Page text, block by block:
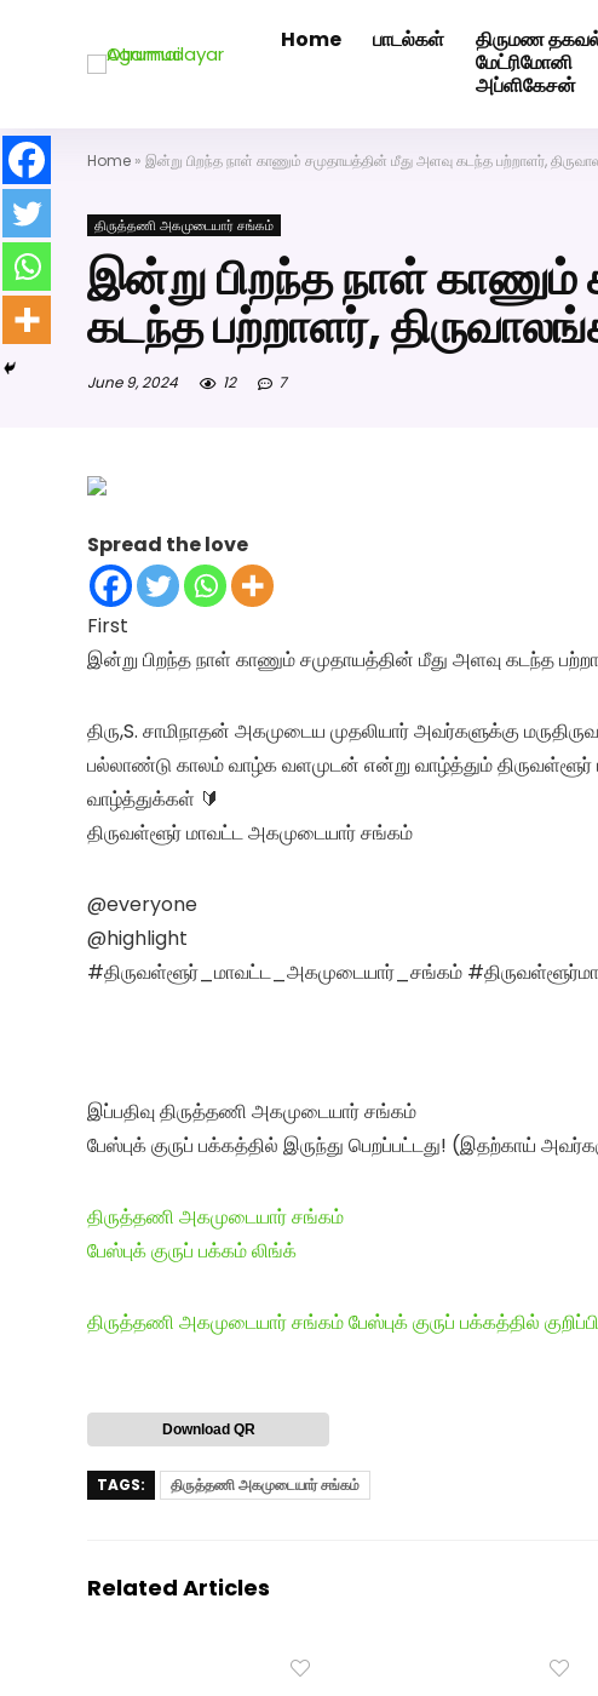
Home பாடல்கள்
திருமண
மேட்ரிமோனி
அப்ளிகேசன்
Home » இன்று பிறந்த நாள் காணும் சமுதாயத்தின் மீது அளவு கடந்த பற்றாளர்,
திருத்தணி அகமுடையார் சங்கம்
இன்று பிறந்த நாள் காணும்
கடந்த பற்றாளர்,
June 9, 2024 12 7
Spread the love
First
இன்று பிறந்த நாள் காணும் சமுதாயத்தின் மீது அளவு கடந்த
திரு,S. சாமிநாதன் அகமுடைய முதலியார் அவர்களுக்கு
பல்லாண்டு காலம் வாழ்க வளமுடன் என்று வாழ்த்தும்
வாழ்த்துக்கள் 🔰
திருவள்ளூர் மாவட்ட அகமுடையார் சங்கம்
@everyone
@highlight
#திருவள்ளூர்_மாவட்ட_அகமுடையார்_சங்கம்
இப்பதிவு திருத்தணி அகமுடையார் சங்கம்
பேஸ்புக் குருப் பக்கத்தில் இருந்து பெறப்பட்டது! (இதற்காய்
திருத்தணி அகமுடையார் சங்கம்
பேஸ்புக் குருப் பக்கம் லிங்க்
திருத்தணி அகமுடையார் சங்கம் பேஸ்புக் குருப் பக்கத்தில்
Download QR
TAGS: திருத்தணி அகமுடையார் சங்கம்
Related Articles
அகமுடையார் திருமண வரன்களுக்கு அகமுடையார்மேட்ரி-பெண்